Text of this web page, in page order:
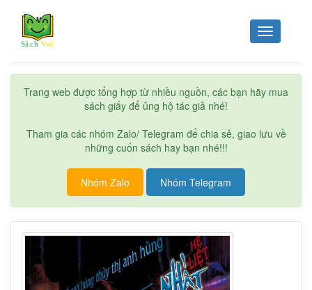
Toggle
navigation
Trang web được tổng hợp từ nhiều nguồn, các bạn hãy mua
sách giấy để ủng hộ tác giả nhé!
Tham gia các nhóm Zalo/ Telegram để chia sẻ, giao lưu về
những cuốn sách hay bạn nhé!!!
Nhóm Zalo Nhóm Telegram